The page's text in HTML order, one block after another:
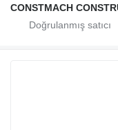
CONSTMACH